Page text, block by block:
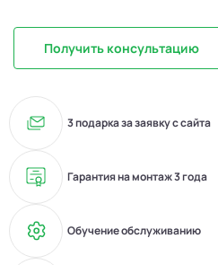
Получить консультацию
3 подарка за заявку с сайта
Гарантия на монтаж 3 года
Обучение обслуживанию